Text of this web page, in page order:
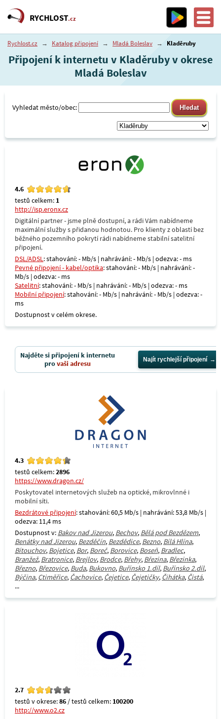
RYCHLOST.cz
Rychlost.cz → Katalog připojení → Mladá Boleslav → Kladěruby
Připojení k internetu v Kladěruby v okrese
Mladá Boleslav
Vyhledat město/obec:
4.6
testů celkem: 1
http://isp.eronx.cz
Digitální partner - jsme plně dostupní, a rádi Vám nabídneme
maximální služby s přidanou hodnotou. Pro klienty z oblastí bez
běžného pozemního pokrytí rádi nabídneme stabilní satelitní
připojení.
DSL/ADSL: stahování: - Mb/s | nahrávání: - Mb/s | odezva: - ms
Pevné připojení - kabel/optika: stahování: - Mb/s | nahrávání: -
Mb/s | odezva: - ms
Satelitní: stahování: - Mb/s | nahrávání: - Mb/s | odezva: - ms
Mobilní připojení: stahování: - Mb/s | nahrávání: - Mb/s | odezva: -
ms
Dostupnost v celém okrese.
Najděte si připojení k internetu
provaši adresu Najít rychlejší připojení
4.3
testů celkem:2896
https://www.dragon.cz/
Poskytovatel internetových služeb na optické, mikrovlnné i
mobilní síti.
Bezdrátové připojení: stahování: 60,5 Mb/s | nahrávání: 53,8 Mb/s |
odezva: 11,4 ms
Dostupnost v: Bakov nad Jizerou, Bechov, Bělá pod Bezdězem,
Benátky nad Jizerou, Bezděčín, Bezdědice, Bezno, Bílá Hlína,
Bítouchov, Bojetice, Bor, Boreč, Borovice, Boseň, Bradlec,
Branžež, Bratronice, Brejlov, Brodce, Břehy, Březina, Březinka,
Březno, Březovice, Buda, Bukovno, Buřínsko 1.díl, Buřínsko 2.díl,
Býčina, Ctiměřice, Čachovice, Čejetice, Čejetičky, Čihátka, Čistá,
...
2.7
testů v okrese:86 / testů celkem: 100200
http://www.o2.cz